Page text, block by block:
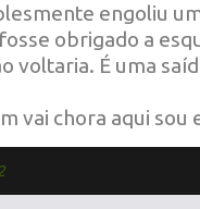
engoliu
obrigado a
voltaria. É uma
vai chora aqui sou